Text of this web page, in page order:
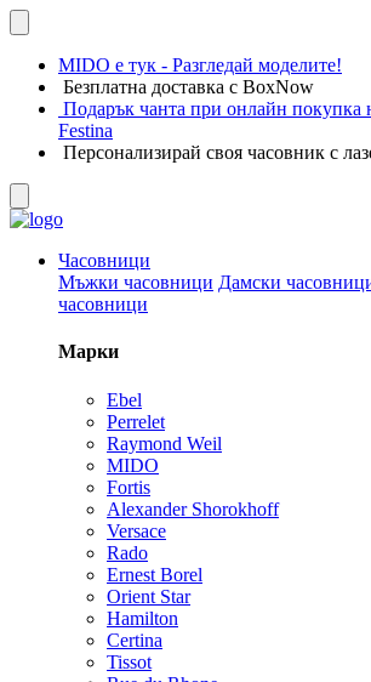
MIDO е тук - Разгледай моделите!
Безплатна доставка с BoxNow
Подарък чанта при онлайн покупка
Festina
Персонализирай своя часовник с
Часовници
Мъжки часовници Дамски
часовници
Марки
Ebel
Perrelet
Raymond Weil
MIDO
Fortis
Alexander Shorokhoff
Versace
Rado
Ernest Borel
Orient Star
Hamilton
Certina
Tissot